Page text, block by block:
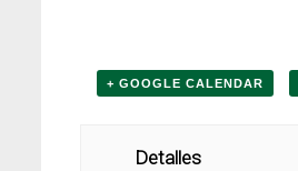
+ GOOGLE CALENDAR
Detalles